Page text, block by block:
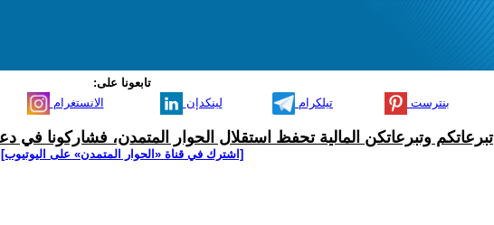
تابعونا على:
الانستغرام لينكدإن تيلكرام بنترست
تبرعاتكم وتبرعاتكن المالية تحفظ استقلال الحوار المتمدن، فشاركونا في
[اشترك في قناة ‫«الحوار المتمدن» على اليوتيوب]